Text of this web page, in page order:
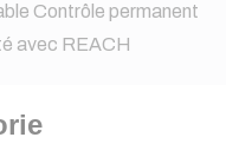
Contrôle permanent
avec REACH